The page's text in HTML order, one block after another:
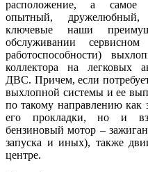
расположение, а самое
опытный, дружелюбный,
ключевые наши
обслуживании
работоспособности)
коллектора на легковых
ДВС. Причем, если
выхлопной системы и ее
по такому направлению как
его прокладки, но и
бензиновый мотор –
запуска и иных), также
центре.